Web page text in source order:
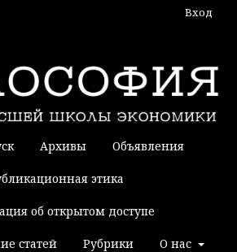
Архивы Объявления
этика
об открытом доступе
статей Рубрики О нас
Вход